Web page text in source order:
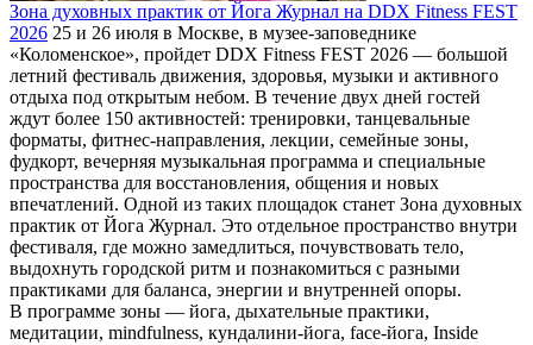
Зона духовных практик от Йога Журнал на DDX Fitness FEST
2026 25 и 26 июля в Москве, в музее-заповеднике
«Коломенское», пройдет DDX Fitness FEST 2026 — большой
летний фестиваль движения, здоровья, музыки и активного
отдыха под открытым небом. В течение двух дней гостей
ждут более 150 активностей: тренировки, танцевальные
форматы, фитнес-направления, лекции, семейные зоны,
фудкорт, вечерняя музыкальная программа и специальные
пространства для восстановления, общения и новых
впечатлений. Одной из таких площадок станет Зона духовных
практик от Йога Журнал. Это отдельное пространство внутри
фестиваля, где можно замедлиться, почувствовать тело,
выдохнуть городской ритм и познакомиться с разными
практиками для баланса, энергии и внутренней опоры.
В программе зоны — йога, дыхательные практики,
медитации, mindfulness, кундалини-йога, face-йога, Inside